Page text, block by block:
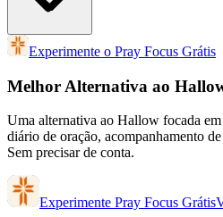
Experimente o Pray Focus Grátis
Melhor Alternativa ao
Uma alternativa ao Hallow focada
diário de oração, acompanhamento
Sem precisar de conta.
Experimente Pray Focus Grátis